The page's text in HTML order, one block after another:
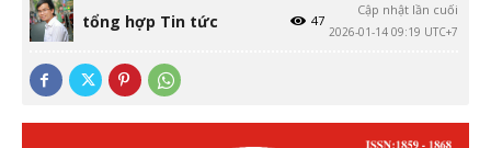
tổng hợp Tin tức
Cập nhật lần cuối
2026-01-14 09:19 UTC+7
47